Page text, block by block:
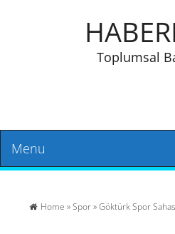
Toplumsal
Menu
Home »Spor» Göktürk Spor